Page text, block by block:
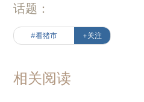
话题：
#看猪市 +关注
相关阅读